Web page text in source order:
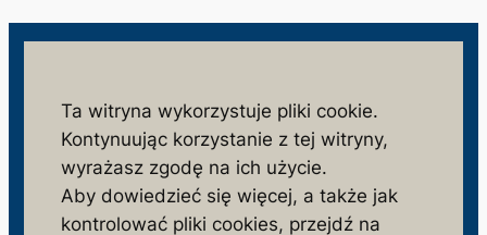
monitorujemy działania niezgodne z interesem
społeczeństwa i państwa polskiego
Ta witryna wykorzystuje pliki cookie.
Kontynuując korzystanie z tej witryny,
wyrażasz zgodę na ich użycie.
Aby dowiedzieć się więcej, a także jak
kontrolować pliki cookies, przejdź na